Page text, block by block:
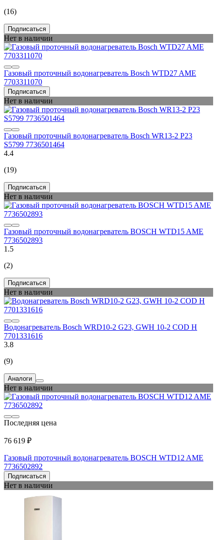
(16)
Подписаться
Нет в наличии
Газовый проточный водонагреватель Bosch WTD27 AME
7703311070
Подписаться
Нет в наличии
Газовый проточный водонагреватель Bosch WR13-2 P23
S5799 7736501464
4.4
(19)
Подписаться
Нет в наличии
Газовый проточный водонагреватель BOSCH WTD15 AME
7736502893
1.5
(2)
Подписаться
Нет в наличии
Водонагреватель Bosch WRD10-2 G23, GWH 10-2 COD H
7701331616
3.8
(9)
Аналоги
Нет в наличии
Последняя цена
76 619 ₽
Газовый проточный водонагреватель BOSCH WTD12 AME
7736502892
Подписаться
Нет в наличии